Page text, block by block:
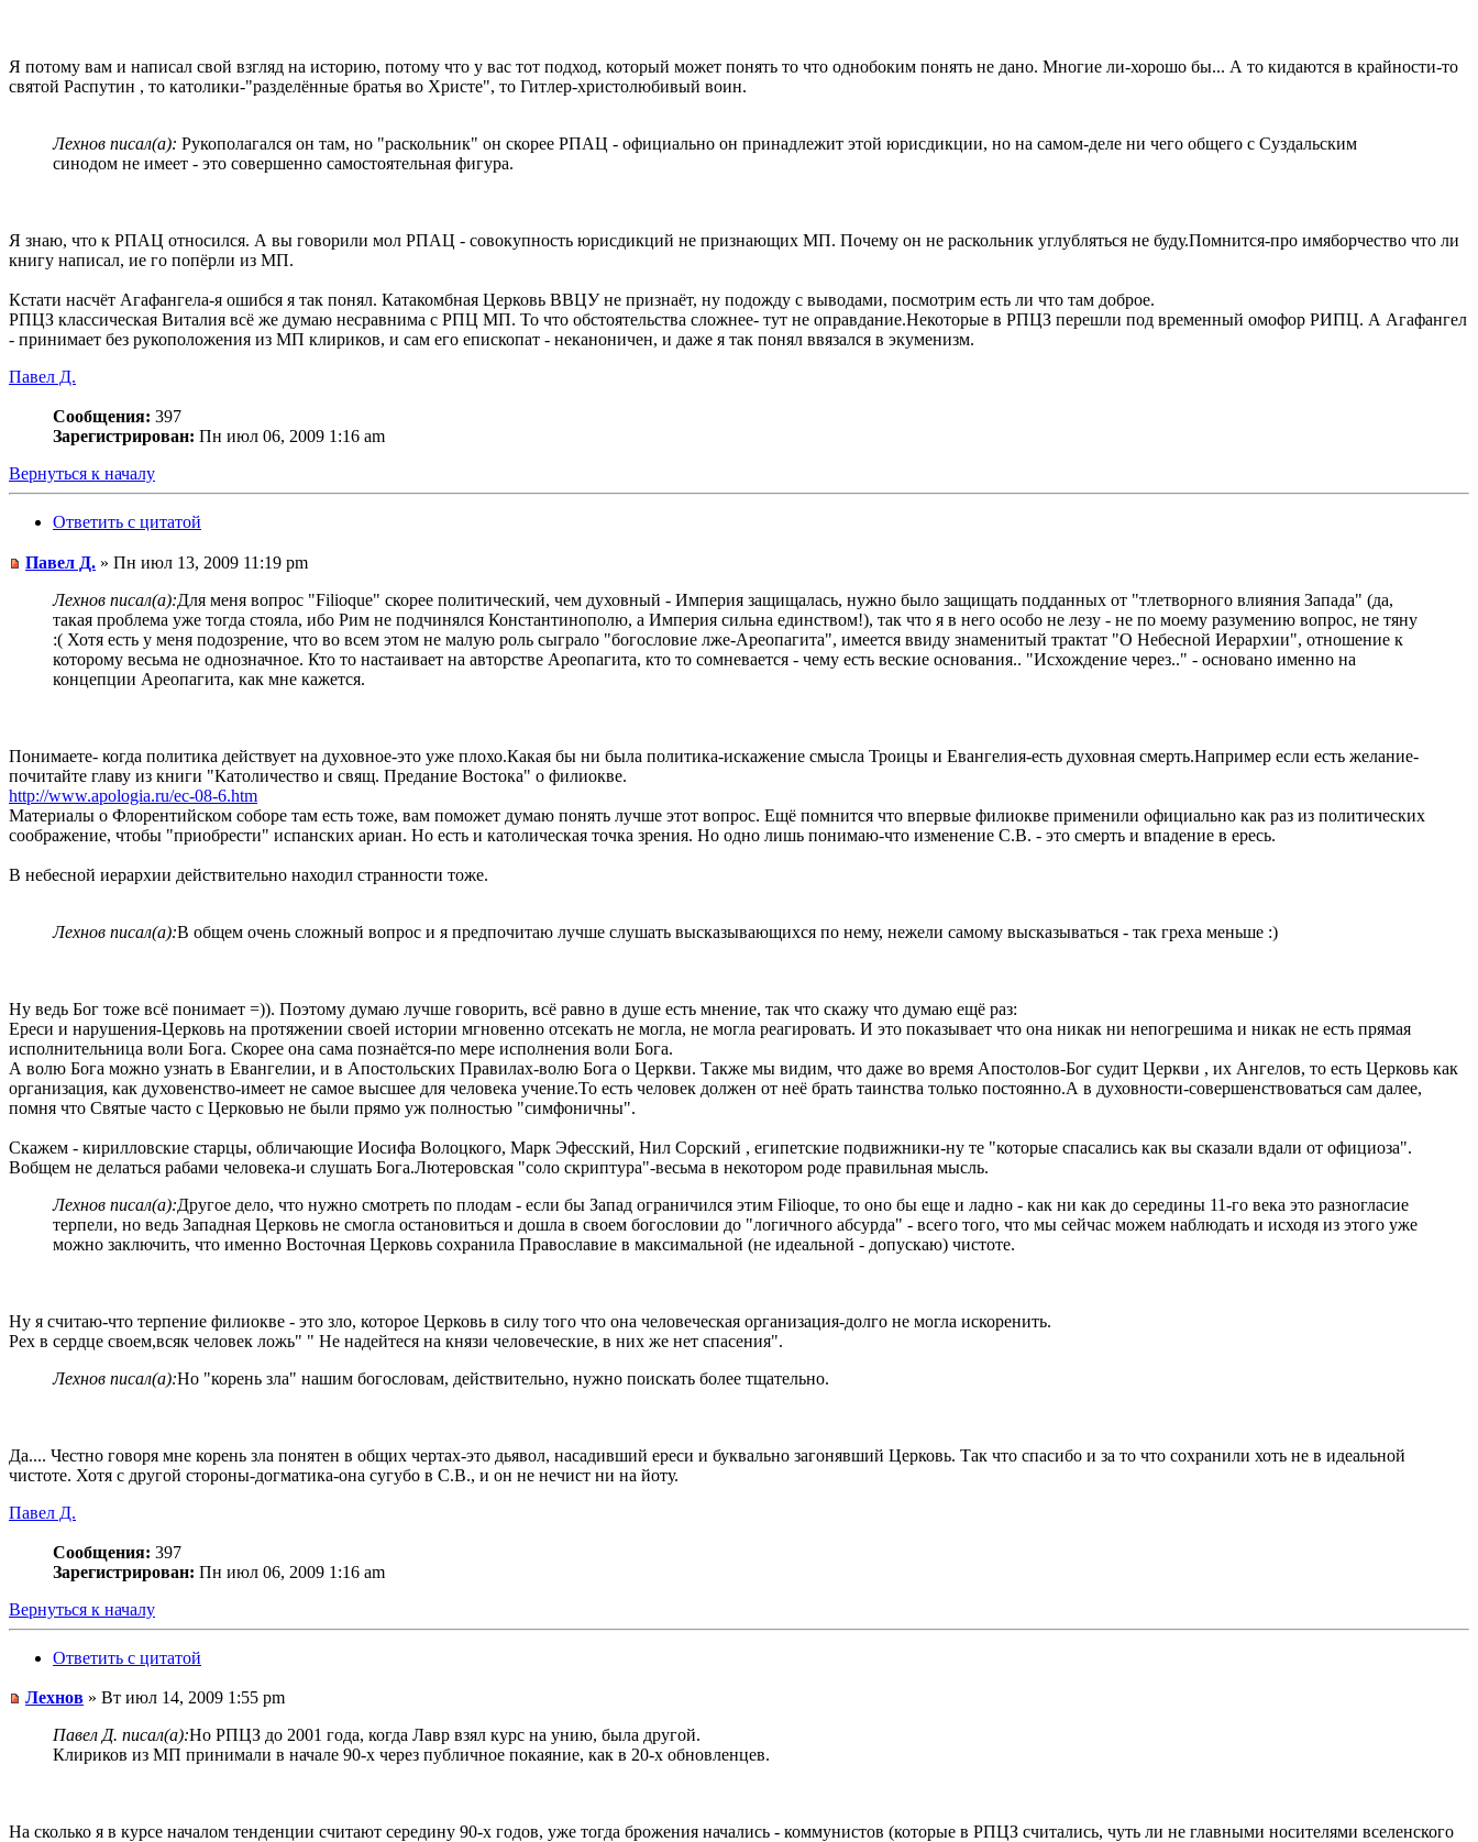
Я потому вам и написал свой взгляд на историю, потому что у вас тот подход, который может понять то что однобоким понять не дано. Многие ли-хорошо бы... А то кидаются в крайности-то
святой Распутин , то католики-"разделённые братья во Христе", то Гитлер-христолюбивый воин.
Лехнов писал(а): Рукополагался он там, но "раскольник" он скорее РПАЦ - официально он принадлежит этой юрисдикции, но на самом-деле ни чего общего с Суздальским
синодом не имеет - это совершенно самостоятельная фигура.
Я знаю, что к РПАЦ относился. А вы говорили мол РПАЦ - совокупность юрисдикций не признающих МП. Почему он не раскольник углубляться не буду.Помнится-про имяборчество что ли
книгу написал, ие го попёрли из МП.
Кстати насчёт Агафангела-я ошибся я так понял. Катакомбная Церковь ВВЦУ не признаёт, ну подожду с выводами, посмотрим есть ли что там доброе.
РПЦЗ классическая Виталия всё же думаю несравнима с РПЦ МП. То что обстоятельства сложнее- тут не оправдание.Некоторые в РПЦЗ перешли под временный омофор РИПЦ. А Агафангел
- принимает без рукоположения из МП клириков, и сам его епископат - неканоничен, и даже я так понял ввязался в экуменизм.
Павел Д.
Сообщения: 397
Зарегистрирован: Пн июл 06, 2009 1:16 am
Вернуться к началу
Ответить с цитатой
Павел Д. » Пн июл 13, 2009 11:19 pm
Лехнов писал(а):Для меня вопрос "Filioque" скорее политический, чем духовный - Империя защищалась, нужно было защищать подданных от "тлетворного влияния Запада" (да,
такая проблема уже тогда стояла, ибо Рим не подчинялся Константинополю, а Империя сильна единством!), так что я в него особо не лезу - не по моему разумению вопрос, не тяну
:( Хотя есть у меня подозрение, что во всем этом не малую роль сыграло "богословие лже-Ареопагита", имеется ввиду знаменитый трактат "О Небесной Иерархии", отношение к
которому весьма не однозначное. Кто то настаивает на авторстве Ареопагита, кто то сомневается - чему есть веские основания.. "Исхождение через.." - основано именно на
концепции Ареопагита, как мне кажется.
Понимаете- когда политика действует на духовное-это уже плохо.Какая бы ни была политика-искажение смысла Троицы и Евангелия-есть духовная смерть.Например если есть желание-
почитайте главу из книги "Католичество и свящ. Предание Востока" о филиокве.
http://www.apologia.ru/ec-08-6.htm
Материалы о Флорентийском соборе там есть тоже, вам поможет думаю понять лучше этот вопрос. Ещё помнится что впервые филиокве применили официально как раз из политических
соображение, чтобы "приобрести" испанских ариан. Но есть и католическая точка зрения. Но одно лишь понимаю-что изменение С.В. - это смерть и впадение в ересь.
В небесной иерархии действительно находил странности тоже.
Лехнов писал(а):В общем очень сложный вопрос и я предпочитаю лучше слушать высказывающихся по нему, нежели самому высказываться - так греха меньше :)
Ну ведь Бог тоже всё понимает =)). Поэтому думаю лучше говорить, всё равно в душе есть мнение, так что скажу что думаю ещё раз:
Ереси и нарушения-Церковь на протяжении своей истории мгновенно отсекать не могла, не могла реагировать. И это показывает что она никак ни непогрешима и никак не есть прямая
исполнительница воли Бога. Скорее она сама познаётся-по мере исполнения воли Бога.
А волю Бога можно узнать в Евангелии, и в Апостольских Правилах-волю Бога о Церкви. Также мы видим, что даже во время Апостолов-Бог судит Церкви , их Ангелов, то есть Церковь как
организация, как духовенство-имеет не самое высшее для человека учение.То есть человек должен от неё брать таинства только постоянно.А в духовности-совершенствоваться сам далее,
помня что Святые часто с Церковью не были прямо уж полностью "симфоничны".
Скажем - кирилловские старцы, обличающие Иосифа Волоцкого, Марк Эфесский, Нил Сорский , египетские подвижники-ну те "которые спасались как вы сказали вдали от официоза".
Вобщем не делаться рабами человека-и слушать Бога.Лютеровская "соло скриптура"-весьма в некотором роде правильная мысль.
Лехнов писал(а):Другое дело, что нужно смотреть по плодам - если бы Запад ограничился этим Filioque, то оно бы еще и ладно - как ни как до середины 11-го века это разногласие
терпели, но ведь Западная Церковь не смогла остановиться и дошла в своем богословии до "логичного абсурда" - всего того, что мы сейчас можем наблюдать и исходя из этого уже
можно заключить, что именно Восточная Церковь сохранила Православие в максимальной (не идеальной - допускаю) чистоте.
Ну я считаю-что терпение филиокве - это зло, которое Церковь в силу того что она человеческая организация-долго не могла искоренить.
Рех в сердце своем,всяк человек ложь" " Не надейтеся на князи человеческие, в них же нет спасения".
Лехнов писал(а):Но "корень зла" нашим богословам, действительно, нужно поискать более тщательно.
Да.... Честно говоря мне корень зла понятен в общих чертах-это дьявол, насадивший ереси и буквально загонявший Церковь. Так что спасибо и за то что сохранили хоть не в идеальной
чистоте. Хотя с другой стороны-догматика-она сугубо в С.В., и он не нечист ни на йоту.
Павел Д.
Сообщения: 397
Зарегистрирован: Пн июл 06, 2009 1:16 am
Вернуться к началу
Ответить с цитатой
Лехнов » Вт июл 14, 2009 1:55 pm
Павел Д. писал(а):Но РПЦЗ до 2001 года, когда Лавр взял курс на унию, была другой.
Клириков из МП принимали в начале 90-х через публичное покаяние, как в 20-х обновленцев.
На сколько я в курсе началом тенденции считают середину 90-х годов, уже тогда брожения начались - коммунистов (которые в РПЦЗ считались, чуть ли не главными носителями вселенского